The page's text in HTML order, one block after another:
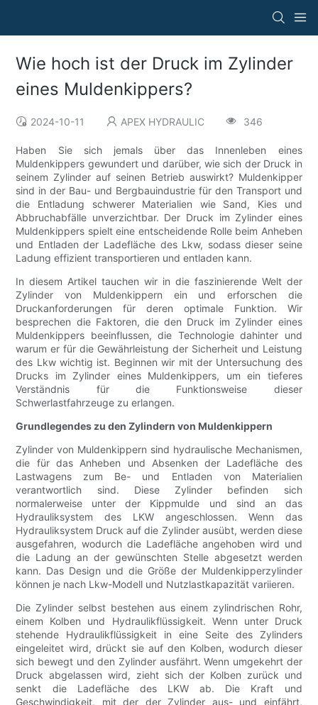
Wie hoch ist der Druck im Zylinder
eines Muldenkippers?
2024-10-11 APEX HYDRAULIC 346
Haben Sie sich jemals über das Innenleben eines
Muldenkippers gewundert und darüber, wie sich der Druck in
seinem Zylinder auf seinen Betrieb auswirkt? Muldenkipper
sind in der Bau- und Bergbauindustrie für den Transport und
die Entladung schwerer Materialien wie Sand, Kies und
Abbruchabfälle unverzichtbar. Der Druck im Zylinder eines
Muldenkippers spielt eine entscheidende Rolle beim Anheben
und Entladen der Ladefläche des Lkw, sodass dieser seine
Ladung effizient transportieren und entladen kann.
In diesem Artikel tauchen wir in die faszinierende Welt der
Zylinder von Muldenkippern ein und erforschen die
Druckanforderungen für deren optimale Funktion. Wir
besprechen die Faktoren, die den Druck im Zylinder eines
Muldenkippers beeinflussen, die Technologie dahinter und
warum er für die Gewährleistung der Sicherheit und Leistung
des Lkw wichtig ist. Beginnen wir mit der Untersuchung des
Drucks im Zylinder eines Muldenkippers, um ein tieferes
Verständnis für die Funktionsweise dieser
Schwerlastfahrzeuge zu erlangen.
Grundlegendes zu den Zylindern von Muldenkippern
Zylinder von Muldenkippern sind hydraulische Mechanismen,
die für das Anheben und Absenken der Ladefläche des
Lastwagens zum Be- und Entladen von Materialien
verantwortlich sind. Diese Zylinder befinden sich
normalerweise unter der Kippmulde und sind an das
Hydrauliksystem des LKW angeschlossen. Wenn das
Hydrauliksystem Druck auf die Zylinder ausübt, werden diese
ausgefahren, wodurch die Ladefläche angehoben wird und
die Ladung an der gewünschten Stelle abgesetzt werden
kann. Das Design und die Größe der Muldenkipperzylinder
können je nach Lkw-Modell und Nutzlastkapazität variieren.
Die Zylinder selbst bestehen aus einem zylindrischen Rohr,
einem Kolben und Hydraulikflüssigkeit. Wenn unter Druck
stehende Hydraulikflüssigkeit in eine Seite des Zylinders
eingeleitet wird, drückt sie auf den Kolben, wodurch dieser
sich bewegt und den Zylinder ausfährt. Wenn umgekehrt der
Druck abgelassen wird, zieht sich der Kolben zurück und
senkt die Ladefläche des LKW ab. Die Kraft und
Geschwindigkeit, mit der der Zylinder aus- und einfährt,